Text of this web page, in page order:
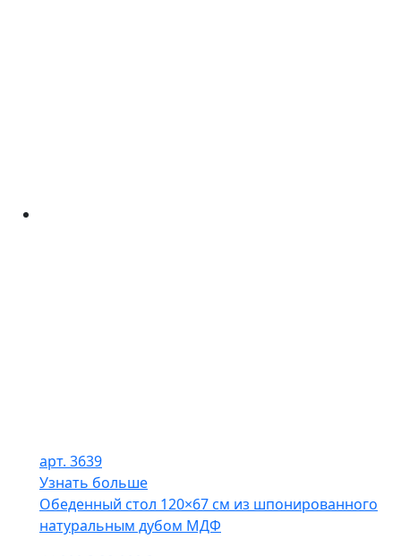
арт. 3639
Узнать больше
Обеденный стол 120×67 см из шпонированного
натуральным дубом МДФ